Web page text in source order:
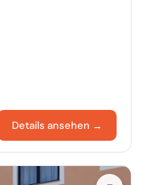
Details ansehen →